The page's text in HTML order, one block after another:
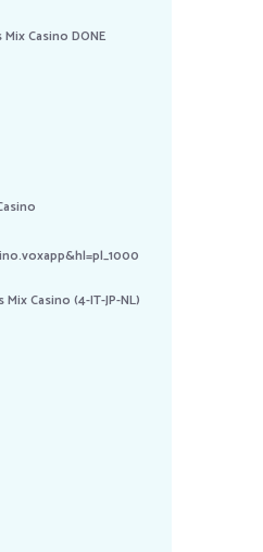
Mix Casino DONE
Mix Casino (4-IT-JP-NL)